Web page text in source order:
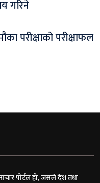
गरिने
परीक्षाको परीक्षाफल
पोर्टल हो, जसले देश तथा